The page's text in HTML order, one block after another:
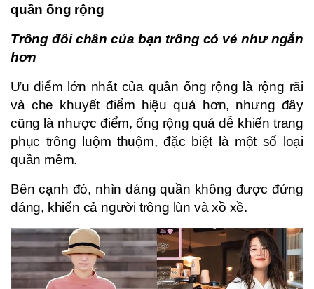
quần ống rộng
Trông đôi chân của bạn trông có vẻ như ngắn
hơn
Ưu điểm lớn nhất của quần ống rộng là rộng rãi
và che khuyết điểm hiệu quả hơn, nhưng đây
cũng là nhược điểm, ống rộng quá dễ khiến trang
phục trông luộm thuộm, đặc biệt là một số loại
quần mềm.
Bên cạnh đó, nhìn dáng quần không được đứng
dáng, khiến cả người trông lùn và xồ xề.